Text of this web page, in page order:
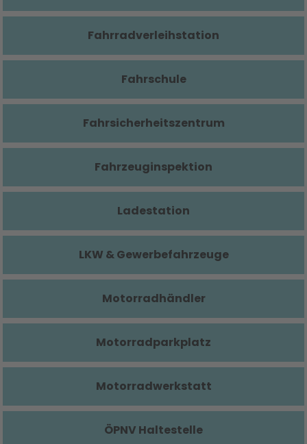
Fahrradverleihstation
Fahrschule
Fahrsicherheitszentrum
Fahrzeuginspektion
Ladestation
LKW & Gewerbefahrzeuge
Motorradhändler
Motorradparkplatz
Motorradwerkstatt
ÖPNV Haltestelle